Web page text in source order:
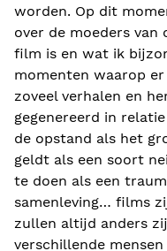
worden. Op dit
over de moeders
film is en wat ik
momenten waarop
zoveel verhalen en
gegenereerd in
de opstand als het
geldt als een soort
te doen als een
samenleving… films
zullen altijd anders
verschillende